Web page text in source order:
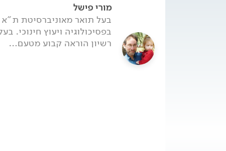
מורי פישל
בעל תואר מאוניברסיטת ת"א
בפסיכולוגיה ויעוץ חינוכי.
רשיון הוראה קבוע מטעם...